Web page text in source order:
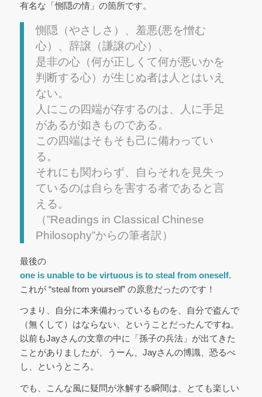
有名な「惻隠の情」の箇所です。
惻隠（やさしさ）、羞悪(悪を憎む
心）、辞譲（謙譲の心）、
是非の心（何が正しくて何が悪いかを
判断する心）が生じぬ者は人とはいえ
ない。
人にこの四端が存するのは、人に手足
があるが如きものである。
この四端はそもそも己に備わってい
る。
それにも関わらず、自らそれを見失っ
ているのは自らを害する者であると言
える。
（”Readings in Classical Chinese
Philosophy”からの筆者訳）
最後の
one is unable to be virtuous is to steal from oneself.
これが “steal from yourself” の原意だったのです！
つまり、自分に本来備わっているものを、自分で盗んで
（無くして）はならない、ということだったんですね。
以前もJayさんの文章の中に「孫子の兵法」が出てきた
ことがありましたが、うーん、Jayさんの博識、恐るべ
し、というところ。
でも、こんな風に疑問が氷解する瞬間は、とても楽しい